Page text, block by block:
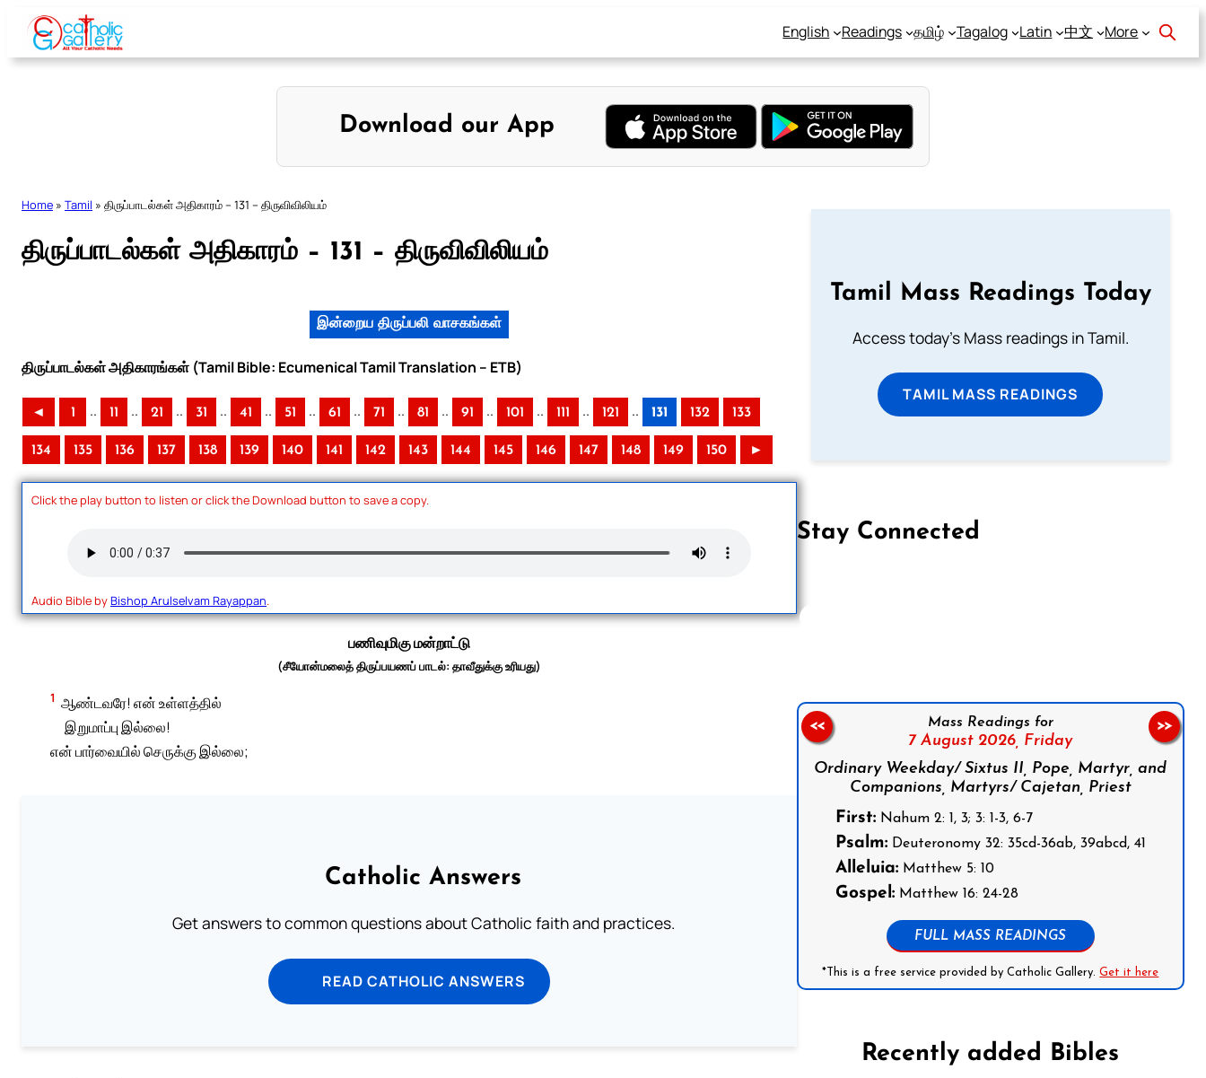
Skip
content
English Readings தமிழ் Tagalog Latin 中文 More
Download our App
Home » Tamil » திருப்பாடல்கள் அதிகாரம் – 131 – திருவிவிலியம்
திருப்பாடல்கள் அதிகாரம் – 131 – திருவிவிலியம்
இன்றைய திருப்பலி வாசகங்கள்
திருப்பாடல்கள் அதிகாரங்கள் (Tamil Bible: Ecumenical Tamil Translation – ETB)
◄ 1 .. 11 .. 21 .. 31 .. 41 .. 51 .. 61 .. 71 .. 81 .. 91 .. 101 .. 111 .. 121 .. 131 132 133
134 135 136 137 138 139 140 141 142 143 144 145 146 147 148 149 150 ►
Click the play button to listen or click the Download button to save a copy.
Audio Bible byBishop Arulselvam Rayappan.
பணிவுமிகு மன்றாட்டு
(சீயோன்மலைத் திருப்பயணப் பாடல்: தாவீதுக்கு உரியது)
1 ஆண்டவரே! என் உள்ளத்தில்
இறுமாப்பு இல்லை!
என் பார்வையில் செருக்கு இல்லை;
Catholic Answers
Get answers to common questions about Catholic faith and practices.
READ CATHOLIC ANSWERS
Tamil Mass Readings Today
Access today's Mass readings in Tamil.
TAMIL MASS READINGS
Stay Connected
Follow us on Facebook
Mass Readings for
7 August 2026, Friday
Ordinary Weekday/ Sixtus II, Pope, Martyr, and
Companions, Martyrs/ Cajetan, Priest
First:Nahum 2: 1, 3; 3: 1-3, 6-7
Psalm:Deuteronomy 32: 35cd-36ab, 39abcd, 41
Alleluia:Matthew 5: 10
Gospel:Matthew 16: 24-28
FULL MASS READINGS
*This is a free service provided by Catholic Gallery.Get it here
<< >>
Recently added Bibles